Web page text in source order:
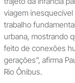
viagem inesquecível
trabalho
urbana, mostrando
feito de conexões
gerações”, afirma
Rio Ônibus.